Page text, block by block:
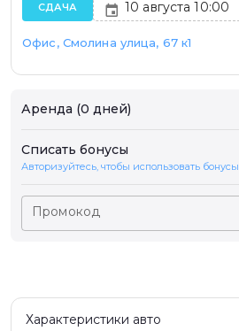
СДАЧА
Офис, Смолина улица, 67 к1
Аренда (0 дней)
Списать бонусы
Авторизуйтесь, чтобы использовать бонусы
Промокод
Характеристики авто